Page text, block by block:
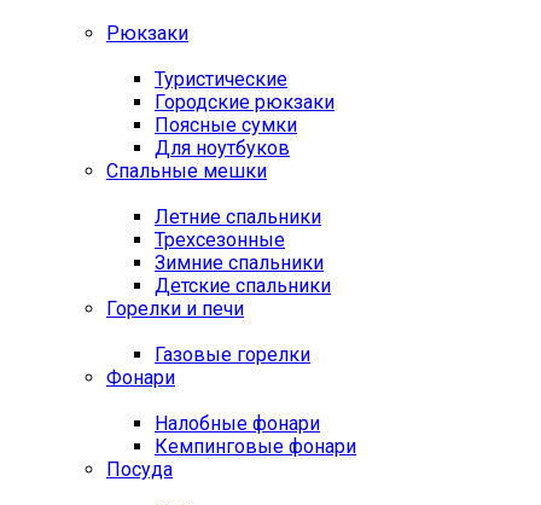
Рюкзаки
Туристические
Городские рюкзаки
Поясные сумки
Для ноутбуков
Спальные мешки
Летние спальники
Трехсезонные
Зимние спальники
Детские спальники
Горелки и печи
Газовые горелки
Фонари
Налобные фонари
Кемпинговые фонари
Посуда